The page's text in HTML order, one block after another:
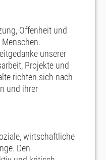
Offenheit und
unserer
Projekte und
richten sich nach
und ihrer
wirtschaftliche
Den